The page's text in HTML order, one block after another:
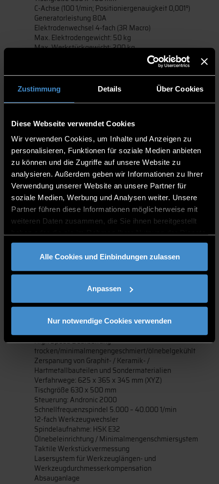
Zustimmung Details Über Cookies
Diese Webseite verwendet Cookies
Wir verwenden Cookies, um Inhalte und Anzeigen zu
personalisieren, Funktionen für soziale Medien anbieten
zu können und die Zugriffe auf unsere Website zu
analysieren. Außerdem geben wir Informationen zu Ihrer
Verwendung unserer Website an unsere Partner für
soziale Medien, Werbung und Analysen weiter. Unsere
Partner führen diese Informationen möglicherweise mit
weiteren Daten zusammen, die Sie ihnen bereitgestellt
gesammelt haben.
Alle Cookies und Einbindungen zulassen
Anpassen
Nur notwendige Cookies verwenden
C-Achse (100 1/min; Positioniergenauigkeit 0,001°)
Generatorleistung 80A
Elektrodenwechsel 4-fach (3R Macro)
Max. Elektrodengewicht: 50 kg
Max. Werkstückgewicht: 200 kg
Hochaufgelöste dreidimensionale
Mikroskopaufnahmen auch von transparenten
Oberflächen
Messung von Strukturbreiten, -tiefen und -winkeln
Verfahrweg der motorisierten Stage: 100 x 100 mm
Objektive 5x, 10x, 20x, 50x, 50x LWD, 100x LWD
Vergrößerung: 5x - 17.280x
Laser: 405 nm
Optisches Mikroskop für Farbdarstellung
x/y-Auflösung: 120 nm
z-Auflösung: <10 nm
Maximal messbarer Flankenwinkel: 85°
Differentieller Interferenzkontrast
Stitching-Routine für großflächige Abbildungen
Moore Nanotechnolgies, Swanzey NH USA NT 104 GPM
Präzisionsblankpresse zur Herstellung von
Mikrooptiken, Strukturierung von Glassubstraten
Werkzeugdurchmesser bis 140mm
Prozesstemperatur bis 800° C
Vakuum- oder Schutzgasatmosphäre
Reproduzierbarkeit <2µm
OPS Ingersoll, Burbach OPS Ingersoll OPS600 3-Achs HSC-
Bearbeitungszentrum
High Speed Bearbeitung
trocken/minimalmengengeschmiert/ölnebelgekühlt
Zerspanung von Graphit- / Keramik- /
Hartmetallbauteilen und Sondermaterialien
Verfahrwege: 625 x 365 x 345 mm (XYZ)
Tischgröße 630 x 500 mm
Steuerung: Andronic 2000
Schnellfrequenzspindel 5.000 – 40.000 1/min
12-fach Werkzeugwechsler
Spindelaufnahme: HSK E32
Ölnebeleinrichtung / Minimalmengenschmiersystem
Taktile Werkstückvermessung
Lasersystem für Werkzeuglängen- und
Werkzeugdurchmesserkompensation
Absauganlage